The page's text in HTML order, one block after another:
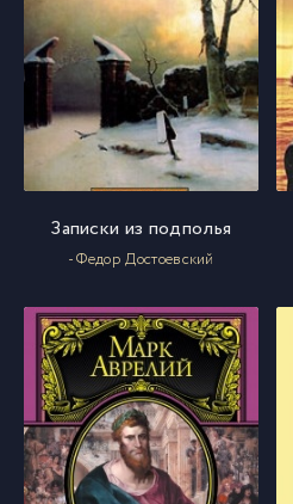
Записки из подполья
- Федор Достоевский